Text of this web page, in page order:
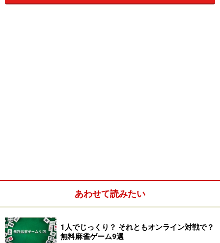
プレイヤーが彼をコントロールできるのはここまで。あ
とはサイコロを振り、その出目にしたがってオマールは
勝手気ままにボード上を歩き回ります。
あわせて読みたい
1人でじっくり？ それともオンライン対戦で？
無料麻雀ゲーム9選